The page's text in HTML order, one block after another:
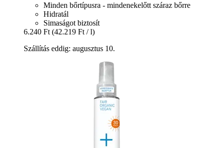
Minden bőrtípusra - mindenekelőtt száraz bőrre
Hidratál
Simaságot biztosít
6.240 Ft (42.219 Ft / l)
Szállítás eddig: augusztus 10.